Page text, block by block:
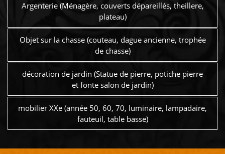
Argenterie (Ménagère, couverts dépareillés, theillere,
plateau)
Objet sur la chasse (couteau, dague ancienne, trophée
de chasse)
décoration de jardin (Statue de pierre, potiche pierre
et fonte salon de jardin)
mobilier XXe (année 50, 60, 70, luminaire, lampadaire,
fauteuil, table basse)